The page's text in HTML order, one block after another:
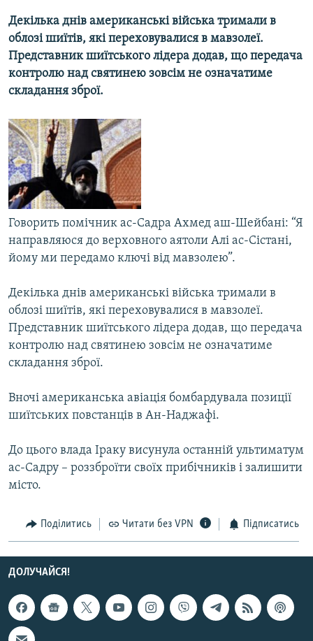
МУЛЬТИМЕДІА
ФОТО
СПЕЦПРОЄКТИ
КРИМ РЕАЛІЇ
РУС
УКР
КТАТ
ДОЛУЧАЙСЯ!
Усі сайти RFE/RL
Декілька днів американські війська тримали в
облозі шиїтів, які переховувалися в мавзолеї.
Представник шиїтського лідера додав, що передача
контролю над святинею зовсім не означатиме
складання зброї.
Говорить помічник ас-Садра Ахмед аш-Шейбані: “Я
направляюся до верховного аятоли Алі ас-Сістані,
йому ми передамо ключі від мавзолею”.
Декілька днів американські війська тримали в
облозі шиїтів, які переховувалися в мавзолеї.
Представник шиїтського лідера додав, що передача
контролю над святинею зовсім не означатиме
складання зброї.
Вночі американська авіація бомбардувала позиції
шиїтських повстанців в Ан-Наджафі.
До цього влада Іраку висунула останній ультиматум
ас-Садру – роззброїти своїх прибічників і залишити
місто.
Поділитись Читати без VPN Підписатись
ДОЛУЧАЙСЯ!